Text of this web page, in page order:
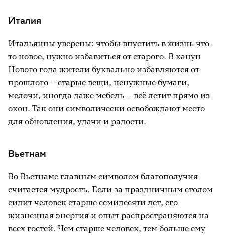
Италия
Итальянцы уверены: чтобы впустить в жизнь что-
то новое, нужно избавиться от старого. В канун
Нового года жители буквально избавляются от
прошлого – старые вещи, ненужные бумаги,
мелочи, иногда даже мебель – всё летит прямо из
окон. Так они символически освобождают место
для обновления, удачи и радости.
Вьетнам
Во Вьетнаме главным символом благополучия
считается мудрость. Если за праздничным столом
сидит человек старше семидесяти лет, его
жизненная энергия и опыт распространяются на
всех гостей. Чем старше человек, тем больше ему